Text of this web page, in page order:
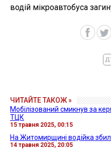
водій мікроавтобуса
ЧИТАЙТЕ ТАКОЖ »
Мобілізований смикнув за
ТЦК
15 травня 2025, 00:15
На Житомирщині водійка
14 травня 2025, 20:05